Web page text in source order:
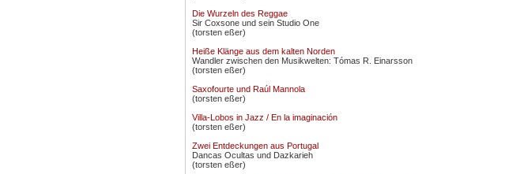
Die Wurzeln des Reggae
Sir Coxsone und sein Studio One
(torsten eßer)
Heiße Klänge aus dem kalten Norden
Wandler zwischen den Musikwelten: Tómas R. Einarsson
(torsten eßer)
Saxofourte und Raúl Mannola
(torsten eßer)
Villa-Lobos in Jazz / En la imaginación
(torsten eßer)
Zwei Entdeckungen aus Portugal
Dancas Ocultas und Dazkarieh
(torsten eßer)